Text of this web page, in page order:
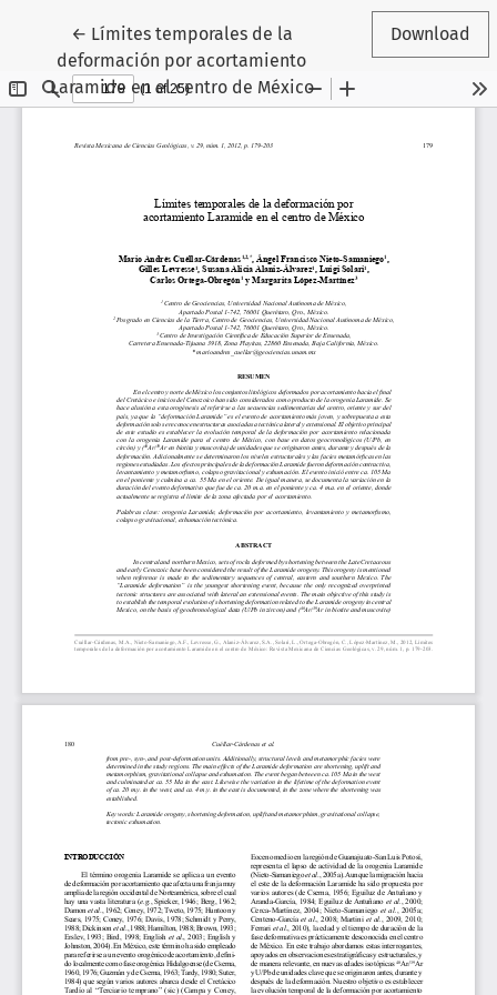
← Return to Article Details
Límites temporales de la
deformación por acortamiento
Laramide en el centro de México
Download